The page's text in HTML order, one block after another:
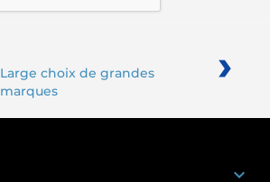
Large choix de grandes
marques
›
